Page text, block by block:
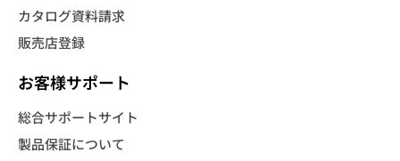
カタログ資料請求
販売店登録
お客様サポート
総合サポートサイト
製品保証について